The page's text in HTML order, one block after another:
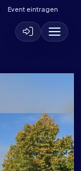
Event eintragen